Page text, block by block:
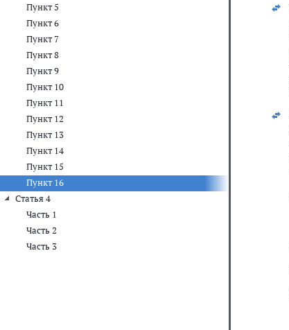
Пункт 5
Пункт 6
Пункт 7
Пункт 8
Пункт 9
Пункт 10
Пункт 11
Пункт 12
Пункт 13
Пункт 14
Пункт 15
Пункт 16
Статья 4
Часть 1
Часть 2
Часть 3